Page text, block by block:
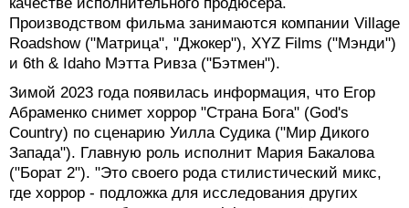
Егор Абраменко
В 2020 году в кинотеатрах вышла ретро-фантастика
"Спутник" о пришельце из космоса, который
проникает в тело советского космонавта. Это был
режиссерский дебют Егора Абраменко. После
цифрового релиза фильмом заинтересовались в
США - картина заняла первое место в американском
iTunes в категории "Хоррор".
С 2021 года идет работа над голливудским ремейком